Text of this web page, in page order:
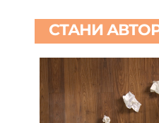
СТАНИ